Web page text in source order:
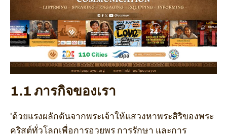
1.1 ภารกิจของเรา
'ด้วยแรงผลักดันจากพระเจ้าให้แสวงหาพระสิริของพระ
คริสต์ทั่วโลกเพื่อการอวยพร การรักษา และการ